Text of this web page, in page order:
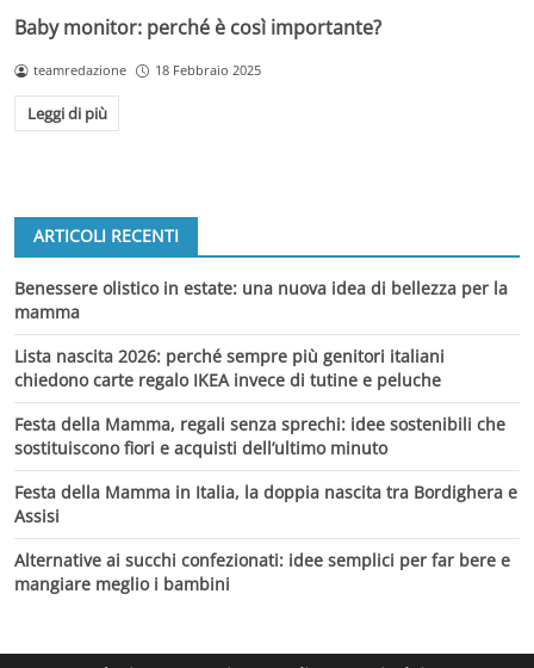
Baby monitor: perché è così importante?
teamredazione 18 Febbraio 2025
Leggi di più
ARTICOLI RECENTI
Benessere olistico in estate: una nuova idea di bellezza per la
mamma
Lista nascita 2026: perché sempre più genitori italiani
chiedono carte regalo IKEA invece di tutine e peluche
Festa della Mamma, regali senza sprechi: idee sostenibili che
sostituiscono fiori e acquisti dell’ultimo minuto
Festa della Mamma in Italia, la doppia nascita tra Bordighera e
Assisi
Alternative ai succhi confezionati: idee semplici per far bere e
mangiare meglio i bambini